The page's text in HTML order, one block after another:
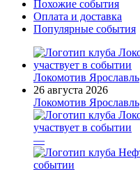
Похожие события
Оплата и доставка
Популярные события
Локомотив Ярославль
26 августа 2026
Локомотив Ярославль
—